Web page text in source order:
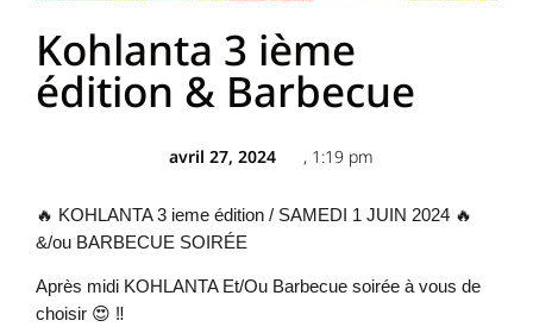
Kohlanta 3 ième
édition & Barbecue
avril 27, 2024 , 1:19 pm
🔥 KOHLANTA 3 ieme édition / SAMEDI 1 JUIN 2024 🔥
&/ou BARBECUE SOIRÉE
Après midi KOHLANTA Et/Ou Barbecue soirée à vous de
choisir 😍 ‼️